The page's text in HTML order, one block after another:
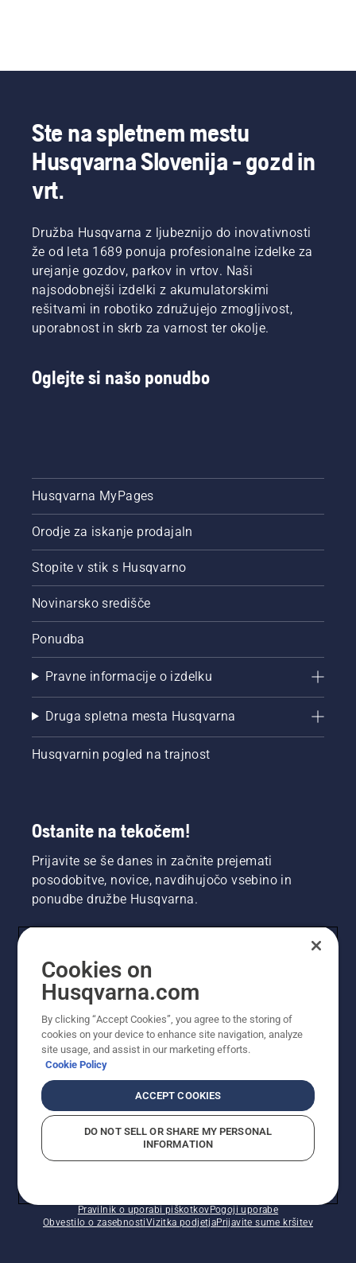
Ste na spletnem mestu
Husqvarna Slovenija - gozd in
vrt.
Družba Husqvarna z ljubeznijo do inovativnosti
že od leta 1689 ponuja profesionalne izdelke za
urejanje gozdov, parkov in vrtov. Naši
najsodobnejši izdelki z akumulatorskimi
rešitvami in robotiko združujejo zmogljivost,
uporabnost in skrb za varnost ter okolje.
Oglejte si našo ponudbo
Husqvarna MyPages
Orodje za iskanje prodajaln
Stopite v stik s Husqvarno
Novinarsko središče
Ponudba
Pravne informacije o izdelku
Druga spletna mesta Husqvarna
Husqvarnin pogled na trajnost
Ostanite na tekočem!
Prijavite se še danes in začnite prejemati
posodobitve, novice, navdihujočo vsebino in
ponudbe družbe Husqvarna.
Pravilnik o uporabi piškotkovPogoji uporabe
Obvestilo o zasebnostiVizitka podjetjaPrijavite sume kršitev
Cookies on
Husqvarna.com
By clicking “Accept Cookies”, you agree to the storing of
cookies on your device to enhance site navigation, analyze
site usage, and assist in our marketing efforts.
Cookie Policy
ACCEPT COOKIES
DO NOT SELL OR SHARE MY PERSONAL
INFORMATION